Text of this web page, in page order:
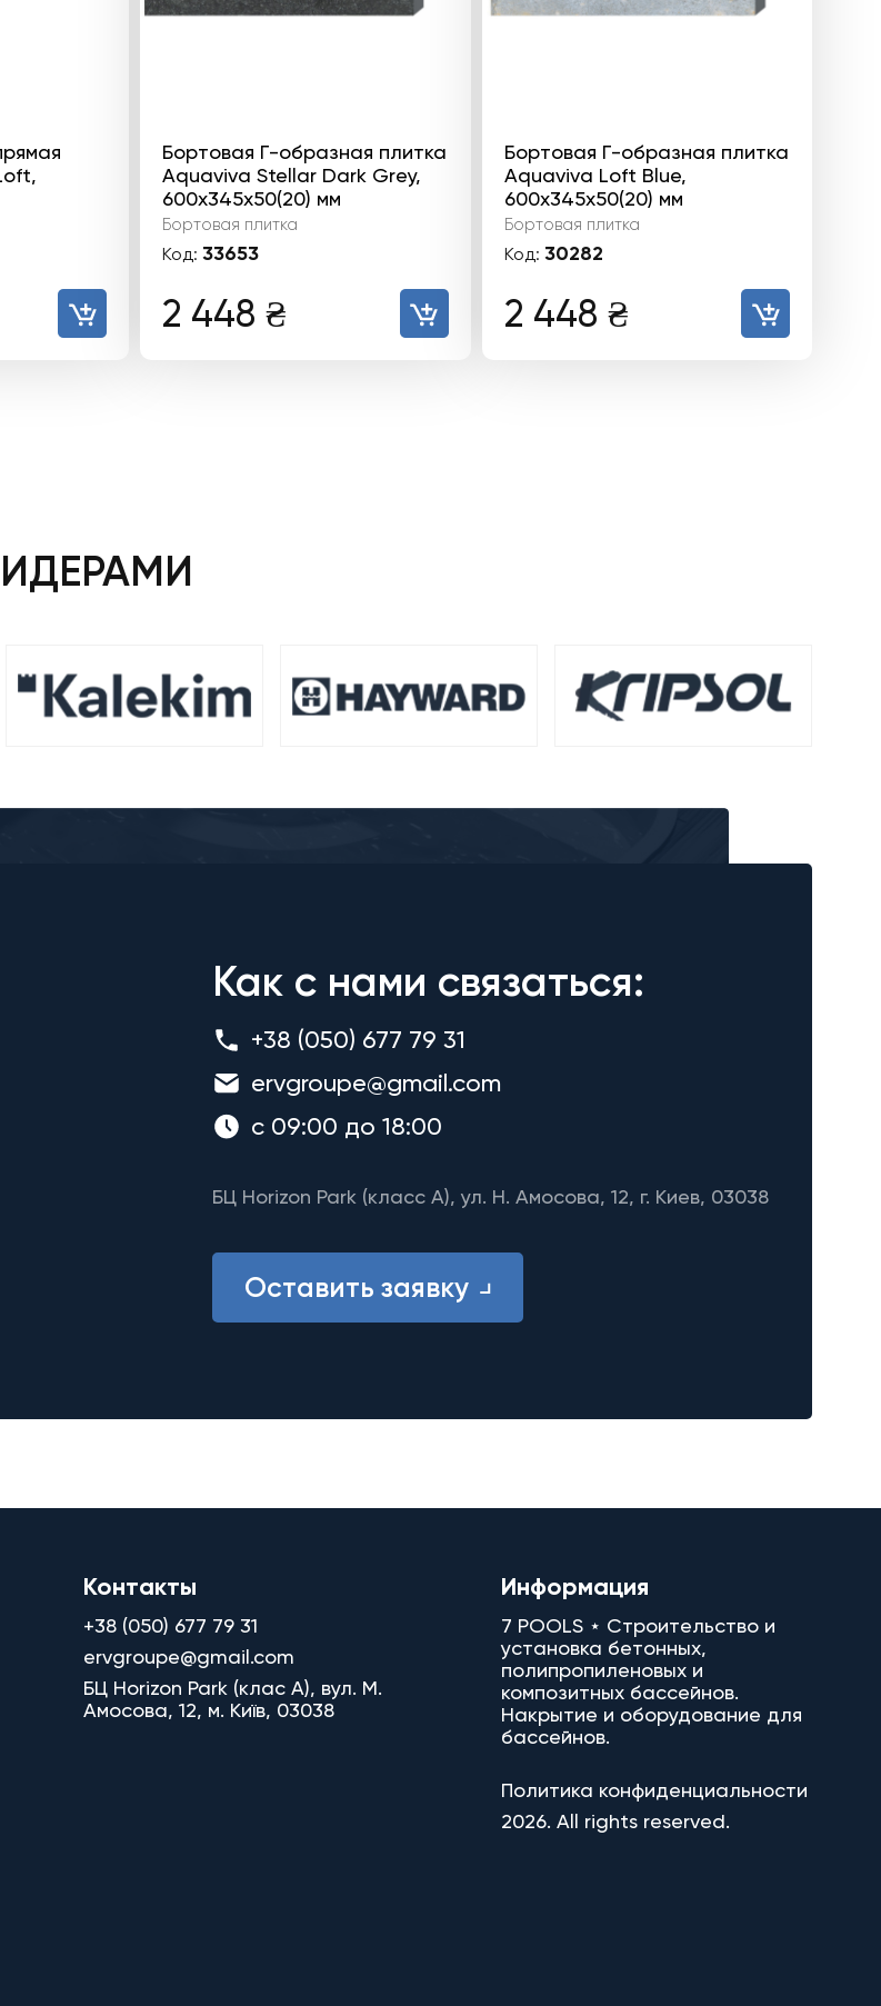
Бортовая Г-образная плитка
Aquaviva Stellar Dark Grey,
600x345x50(20) мм
Бортовая плитка
Код: 33653
2 448 ₴
Бортовая Г-образная плитка
Aquaviva Loft Blue,
600x345x50(20) мм
Бортовая плитка
Код: 30282
2 448 ₴
Как с нами связаться:
+38 (050) 677 79 31
ervgroupe@gmail.com
с 09:00 до 18:00
БЦ Horizon Park (класс A), ул. Н. Амосова, 12, г. Киев, 03038
Оставить заявку
Контакты
+38 (050) 677 79 31
ervgroupe@gmail.com
БЦ Horizon Park (клас A), вул. М.
Амосова, 12, м. Київ, 03038
Информация
7 POOLS ⋆ Строительство и
установка бетонных,
полипропиленовых и
композитных бассейнов.
Накрытие и оборудование для
бассейнов.
Политика конфиденциальности
2026. All rights reserved.